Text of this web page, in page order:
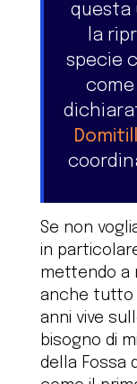
questa
la
specie
come
Se non
in
mettendo a
anche tutto
anni vive
bisogno di
della Fossa